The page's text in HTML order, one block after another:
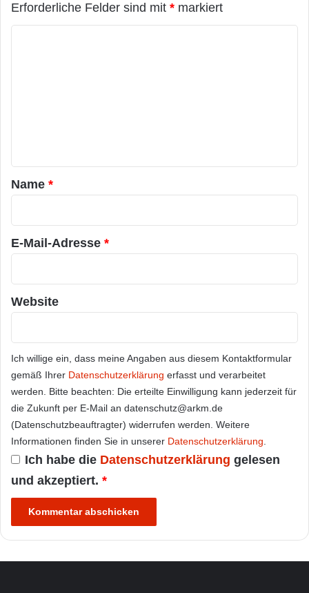
Erforderliche Felder sind mit * markiert
a
r
*
Name *
E-Mail-Adresse *
Website
Ich willige ein, dass meine Angaben aus diesem Kontaktformular
gemäß Ihrer Datenschutzerklärung erfasst und verarbeitet
werden. Bitte beachten: Die erteilte Einwilligung kann jederzeit für
die Zukunft per E-Mail an datenschutz@arkm.de
(Datenschutzbeauftragter) widerrufen werden. Weitere
Informationen finden Sie in unserer Datenschutzerklärung
Ich habe die Datenschutzerklärung gelesen
und akzeptiert. *